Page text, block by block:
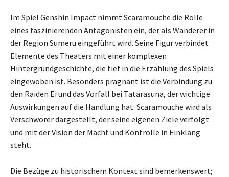
Im Spiel Genshin Impact nimmt Scaramouche die Rolle
eines faszinierenden Antagonisten ein, der als Wanderer in
der Region Sumeru eingeführt wird. Seine Figur verbindet
Elemente des Theaters mit einer komplexen
Hintergrundgeschichte, die tief in die Erzählung des Spiels
eingewoben ist. Besonders prägnant ist die Verbindung zu
den Raiden Ei und das Vorfall bei Tatarasuna, der wichtige
Auswirkungen auf die Handlung hat. Scaramouche wird als
Verschwörer dargestellt, der seine eigenen Ziele verfolgt
und mit der Vision der Macht und Kontrolle in Einklang
steht.
Die Bezüge zu historischem Kontext sind bemerkenswert;